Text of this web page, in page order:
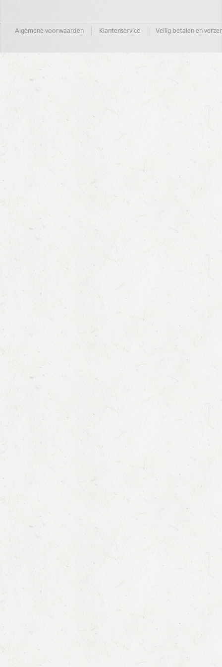
Algemene voorwaarden Klantenservice Veilig betalen en